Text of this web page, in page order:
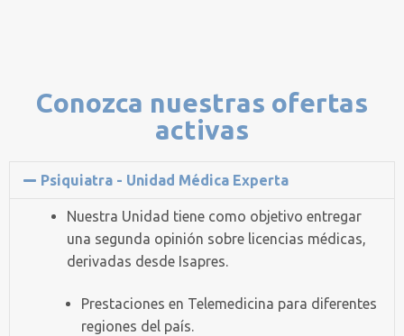
Conozca nuestras ofertas
activas
Psiquiatra - Unidad Médica Experta
Nuestra Unidad tiene como objetivo entregar
una segunda opinión sobre licencias médicas,
derivadas desde Isapres.
Prestaciones en Telemedicina para diferentes
regiones del país.